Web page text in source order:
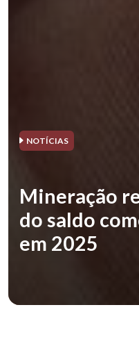
NOTÍCIAS
Mineração
do saldo
em 2025